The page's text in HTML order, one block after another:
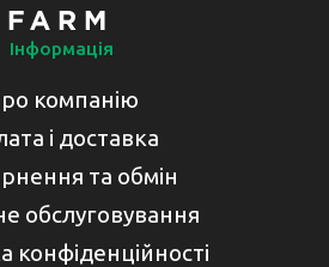
Інформація
компанію
і доставка
та обмін
обслуговування
конфіденційності